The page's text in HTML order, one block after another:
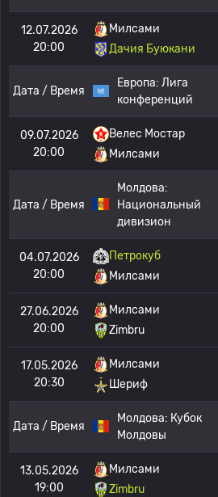
12.07.2026
20:00
Милсами
Дачия Буюкани
Дата / Время
Европа: Лига
конференций
09.07.2026
20:00
Велес Мостар
Милсами
Дата / Время
Молдова:
Национальный
дивизион
04.07.2026
20:00
Петрокуб
Милсами
27.06.2026
20:00
Милсами
Zimbru
17.05.2026
20:30
Милсами
Шериф
Дата / Время
Молдова: Кубок
Молдовы
13.05.2026
19:00
Милсами
Zimbru